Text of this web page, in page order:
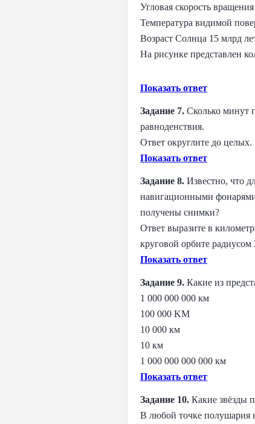
Угловая скорость
Температура видимой
Возраст Солнца 15 млрд
На рисунке представлен
Показать ответ
Задание 7. Сколько минут
равноденствия.
Ответ округлите до целых.
Показать ответ
Задание 8. Известно, что
навигационными
получены снимки?
Ответ выразите в
круговой орбите
Показать ответ
Задание 9. Какие из
1 000 000 000 км
100 000 KM
10 000 км
10 км
1 000 000 000 000 км
Показать ответ
Задание 10. Какие звёзды
В любой точке полушария